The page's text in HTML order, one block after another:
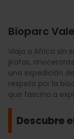
Bioparc
Viaja a África sin
jirafas,
una expedición
respeto por la
que fascina a
Descubre
Sumérgete en el
túnel de
disfruta de
pierdas el
y descubrir cómo
No te lo
Viaja millones de
colecciones
Europa. Fósiles
interactiva se
convierte la
Voy con